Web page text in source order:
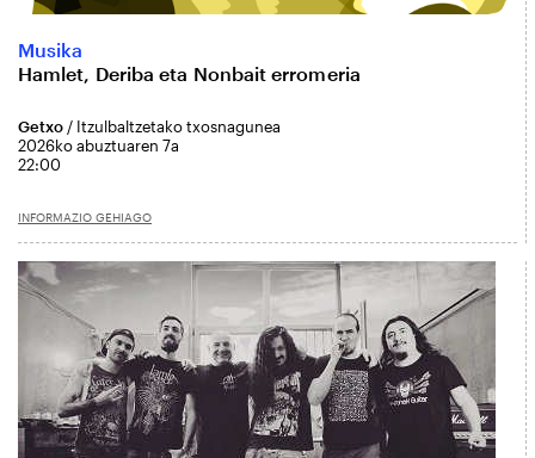
Musika
Hamlet, Deriba eta Nonbait erromeria
Getxo / Itzulbaltzetako txosnagunea
2026ko abuztuaren 7a
22:00
INFORMAZIO GEHIAGO